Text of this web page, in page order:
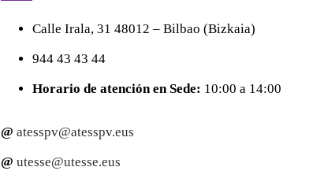
CalleIrala, 3148012 – Bilbao (Bizkaia)
944 43 43 44
Horario de atención en Sede: 10:00 a 14:00
@ atesspv@atesspv.eus
@ utesse@utesse.eus